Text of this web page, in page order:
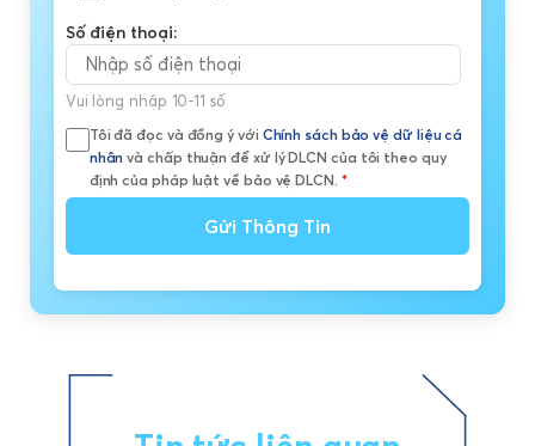
Số điện thoại:
Vui lòng nhập 10-11 số
Tôi đã đọc và đồng ý với Chính sách bảo vệ dữ liệu cá
nhân và chấp thuận để xử lý DLCN của tôi theo quy
định của pháp luật về bảo vệ DLCN. *
Gửi Thông Tin